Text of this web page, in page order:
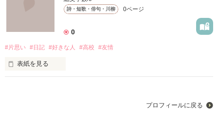
詩・短歌・俳句・川柳 0ページ
0
#片思い #日記 #好きな人 #高校 #友情
表紙を見る
そんな私の、高校生の等身大の思いを気持ちを
プロフィールに戻る